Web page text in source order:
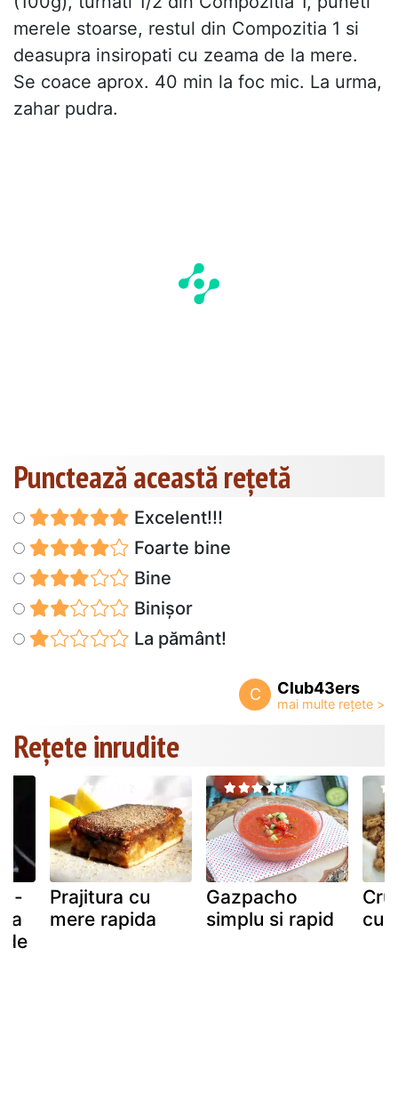
merele stoarse, restul din Compozitia 1 si
deasupra insiropati cu zeama de la mere.
Se coace aprox. 40 min la foc mic. La urma,
zahar pudra.
Punctează această reţetă
Excelent!!!
Foarte bine
Bine
Binișor
La pământ!
C Club43ers
Rețete inrudite
-
de
Prajitura cu
mere rapida
Gazpacho
simplu si rapid
cu